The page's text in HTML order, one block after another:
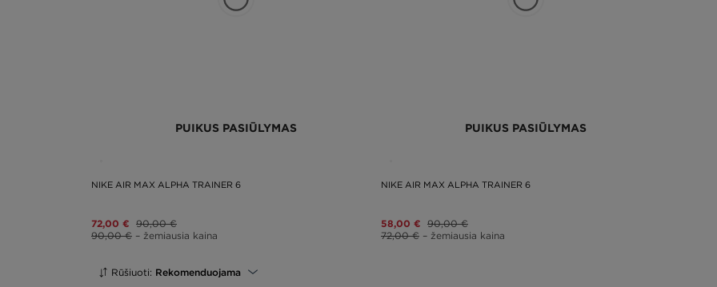
PUIKUS PASIŪLYMAS
NIKE AIR MAX ALPHA TRAINER 6
72,00 € 90,00 €
90,00 € – žemiausia kaina
PUIKUS PASIŪLYMAS
NIKE AIR MAX ALPHA TRAINER 6
58,00 € 90,00 €
72,00 € – žemiausia kaina
Rūšiuoti: Rekomenduojama